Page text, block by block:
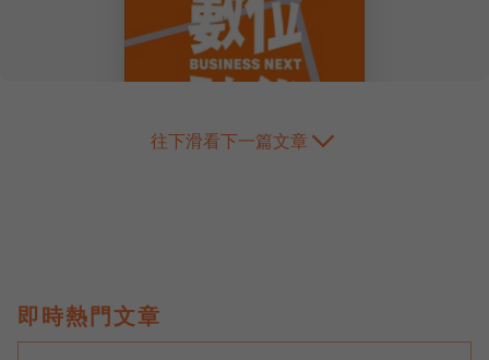
往下滑看下一篇文章
即時熱門文章